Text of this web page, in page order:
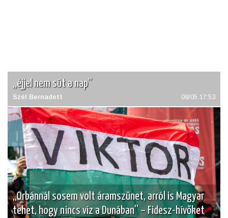
„éjjel nem süt a nap”
Szél Bernadett 08/05 17:53
„Orbánnál sosem volt áramszünet, arról is Magyar
tehet, hogy nincs víz a Dunában” – Fidesz-hívőket